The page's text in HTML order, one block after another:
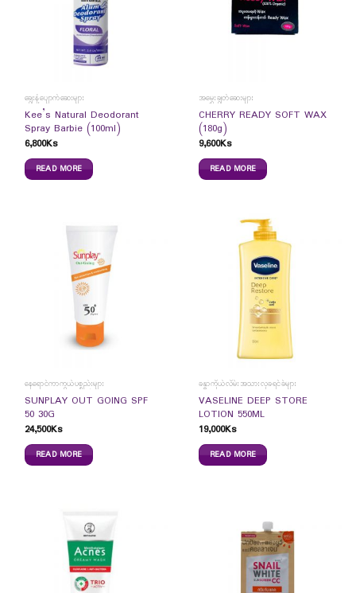
ချွေးနံ့ပျောက်ဆေးများ
Kee’s Natural Deodorant
Spray Barbie (100ml)
6,800Ks
READ MORE
အမွှေးချွတ်ဆေးများ
CHERRY READY SOFT WAX
(180g)
9,600Ks
READ MORE
နေရောင်ကာကွယ်ပစ္စည်းများ
SUNPLAY OUT GOING SPF
50 30G
24,500Ks
READ MORE
ခန္ဓာကိုယ်လိမ်းအသားလှခရင်ခ်များ
VASELINE DEEP STORE
LOTION 550ML
19,000Ks
READ MORE